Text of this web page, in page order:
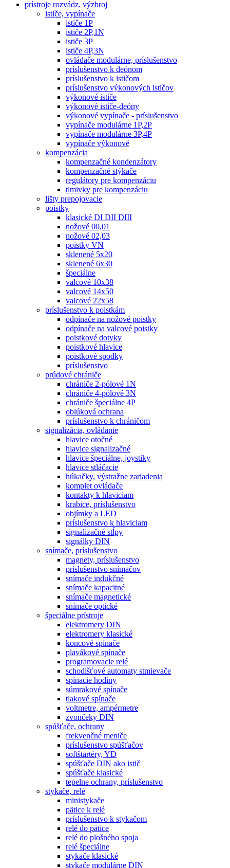
prístroje rozvádz. výzbroj
ističe, vypínače
ističe 1P
ističe 2P,1N
ističe 3P
ističe 4P,3N
ovládače modulárne, príslušenstvo
príslušenstvo k deónom
príslušenstvo k ističom
príslušenstvo výkonových ističov
výkonové ističe
výkonové ističe-deóny
výkonové vypínače - príslušenstvo
vypínače modulárne 1P,2P
vypínače modulárne 3P,4P
vypínače výkonové
kompenzácia
kompenzačné kondenzátory
kompenzačné stýkače
regulátory pre kompenzáciu
tlmivky pre kompenzáciu
lišty prepojovacie
poistky
klasické DI DII DIII
nožové 00,01
nožové 02,03
poistky VN
sklenené 5x20
sklenené 6x30
špeciálne
valcové 10x38
valcové 14x50
valcové 22x58
príslušenstvo k poistkám
odpínače na nožové poistky
odpínače na valcové poistky
poistkové dotyky
poistkové hlavice
poistkové spodky
príslušenstvo
prúdové chrániče
chrániče 2-pólové 1N
chrániče 4-pólové 3N
chrániče špeciálne 4P
oblúková ochrana
príslušenstvo k chráničom
signalizácia, ovládanie
hlavice otočné
hlavice signalizačné
hlavice špeciálne, joystiky
hlavice stláčacie
húkačky, výstražne zariadenia
komplet ovládače
kontakty k hlaviciam
krabice, príslušenstvo
objímky a LED
príslušenstvo k hlaviciam
signalizačné stĺpy
signálky DIN
snímače, príslušenstvo
magnety, príslušenstvo
príslušenstvo snímačov
snímače indukčné
snímače kapacitné
snímače magnetické
snímače optické
špeciálne prístroje
elektromery DIN
elektromery klasické
koncové spínače
plavákové spínače
programovacie relé
schodišťové automaty stmievače
spínacie hodiny
súmrakové spínače
tlakové spínače
voltmetre, ampérmetre
zvončeky DIN
spúšťače, ochrany
frekvenčné meniče
príslušenstvo spúšťačov
softštartéry, YD
spúšťače DIN ako istič
spúšťače klasické
tepelne ochrany, príslušenstvo
stykače, relé
ministykače
pätice k relé
príslušenstvo k stykačom
relé do pätice
relé do plošného spoja
relé špeciálne
stykače klasické
stykače modulárne DIN